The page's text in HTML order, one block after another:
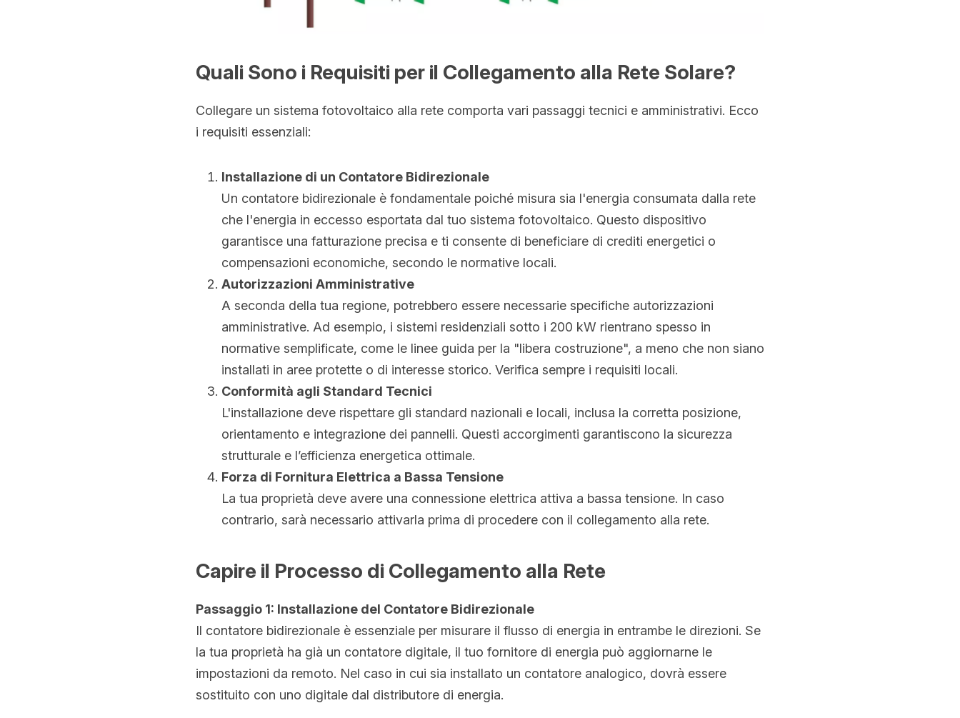
Quali Sono i Requisiti per il Collegamento alla Rete Solare?
Collegare un sistema fotovoltaico alla rete comporta vari passaggi tecnici e amministrativi. Ecco
i requisiti essenziali:
Installazione di un Contatore Bidirezionale
Un contatore bidirezionale è fondamentale poiché misura sia l'energia consumata dalla rete
che l'energia in eccesso esportata dal tuo sistema fotovoltaico. Questo dispositivo
garantisce una fatturazione precisa e ti consente di beneficiare di crediti energetici o
compensazioni economiche, secondo le normative locali.
Autorizzazioni Amministrative
A seconda della tua regione, potrebbero essere necessarie specifiche autorizzazioni
amministrative. Ad esempio, i sistemi residenziali sotto i 200 kW rientrano spesso in
normative semplificate, come le linee guida per la "libera costruzione", a meno che non siano
installati in aree protette o di interesse storico. Verifica sempre i requisiti locali.
Conformità agli Standard Tecnici
L'installazione deve rispettare gli standard nazionali e locali, inclusa la corretta posizione,
orientamento e integrazione dei pannelli. Questi accorgimenti garantiscono la sicurezza
strutturale e l’efficienza energetica ottimale.
Forza di Fornitura Elettrica a Bassa Tensione
La tua proprietà deve avere una connessione elettrica attiva a bassa tensione. In caso
contrario, sarà necessario attivarla prima di procedere con il collegamento alla rete.
Capire il Processo di Collegamento alla Rete
Passaggio 1: Installazione del Contatore Bidirezionale
Il contatore bidirezionale è essenziale per misurare il flusso di energia in entrambe le direzioni. Se
la tua proprietà ha già un contatore digitale, il tuo fornitore di energia può aggiornarne le
impostazioni da remoto. Nel caso in cui sia installato un contatore analogico, dovrà essere
sostituito con uno digitale dal distributore di energia.